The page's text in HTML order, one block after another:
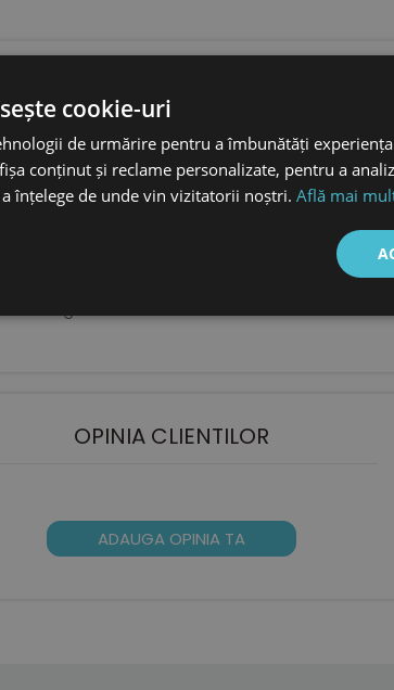
anti derapanta
incaltare usoara
degetele.
OPINIA CLIENTILOR
ADAUGA OPINIA TA
cookie-uri
de urmărire pentru a îmbunătăți
conținut și reclame personalizate, pentru a
înțelege de unde vin vizitatorii noștri. Află mai